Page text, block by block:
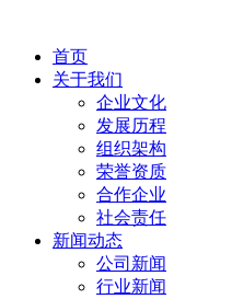
首页
关于我们
企业文化
发展历程
组织架构
荣誉资质
合作企业
社会责任
新闻动态
公司新闻
行业新闻